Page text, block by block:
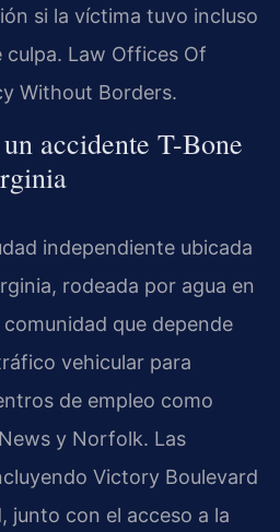
si la víctima tuvo incluso
Law Offices Of
Without Borders.
accidente T-Bone
independiente ubicada
rodeada por agua en
que depende
vehicular para
de empleo como
y Norfolk. Las
Victory Boulevard
junto con el acceso a la